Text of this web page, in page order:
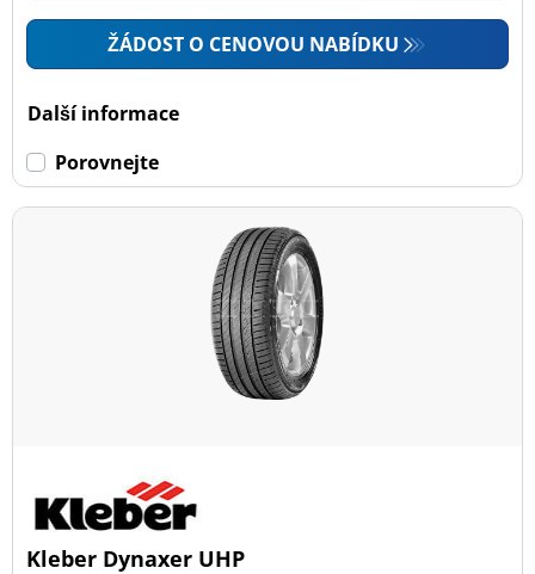
ŽÁDOST O CENOVOU NABÍDKU
Další informace
Porovnejte
Kleber Dynaxer UHP